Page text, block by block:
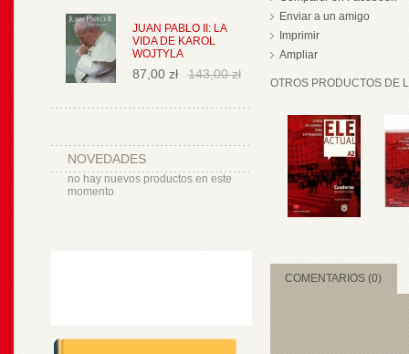
JUAN PABLO II: LA
VIDA DE KAROL
WOJTYLA
87,00 zł 143,00 zł
NOVEDADES
no hay nuevos productos en este
momento
Enviar a un amigo
Imprimir
Ampliar
OTROS PRODUCTOS DE
COMENTARIOS (0)